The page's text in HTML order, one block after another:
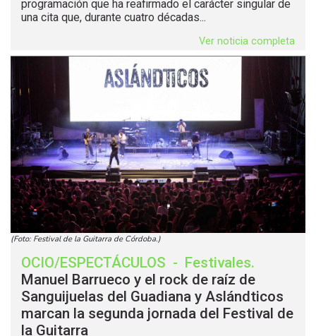
programación que ha reafirmado el carácter singular de
una cita que, durante cuatro décadas...
Ver noticia completa
(Foto: Festival de la Guitarra de Córdoba.)
OCIO/ESPECTÁCULOS - Festivales.
Manuel Barrueco y el rock de raíz de
Sanguijuelas del Guadiana y Aslándticos
marcan la segunda jornada del Festival de
la Guitarra